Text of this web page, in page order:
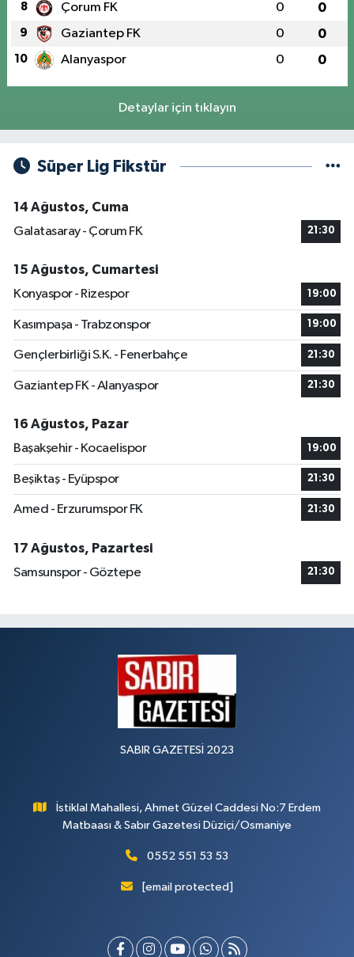
8 Çorum FK 0 0
9 Gaziantep FK 0 0
10 Alanyaspor 0 0
Detaylar için tıklayın
Süper Lig Fikstür
14 Ağustos, Cuma
Galatasaray - Çorum FK
21:30
15 Ağustos, Cumartesi
Konyaspor - Rizespor
19:00
Kasımpaşa - Trabzonspor 19:00
Gençlerbirliği S.K. - Fenerbahçe 21:30
Gaziantep FK - Alanyaspor 21:30
16 Ağustos, Pazar
Başakşehir - Kocaelispor
19:00
Beşiktaş - Eyüpspor 21:30
Amed - Erzurumspor FK 21:30
17 Ağustos, Pazartesi
Samsunspor - Göztepe
21:30
SABIR GAZETESİ 2023
İstiklal Mahallesi, Ahmet Güzel Caddesi No:7 Erdem
Matbaası & Sabır Gazetesi Düziçi/Osmaniye
0552 551 53 53
[email protected]